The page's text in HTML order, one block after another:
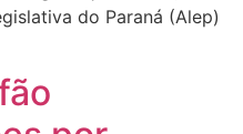
do Paraná (Alep)